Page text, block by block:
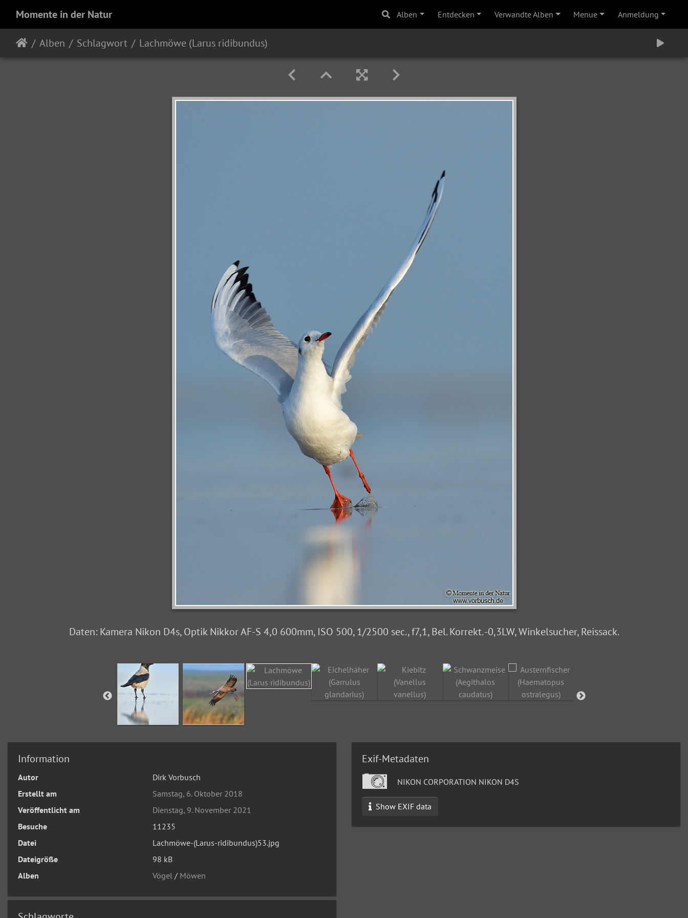
Momente in der Natur Alben Entdecken Verwandte Alben Menue Anmeldung
Alben Schlagwort Lachmöwe (Larus ridibundus)
Daten: Kamera Nikon D4s, Optik Nikkor AF-S 4,0 600mm, ISO 500, 1/2500 sec., f7,1, Bel. Korrekt. -0,3LW, Winkelsucher, Reissack.
Information
Autor
Dirk Vorbusch
Erstellt am
Samstag, 6. Oktober 2018
Veröffentlicht am
Dienstag, 9. November 2021
Besuche
11235
Datei
Lachmöwe-(Larus-ridibundus)53.jpg
Dateigröße
98 kB
Alben
Vögel / Möwen
Exif-Metadaten
NIKON CORPORATION NIKON D4S
Show EXIF data